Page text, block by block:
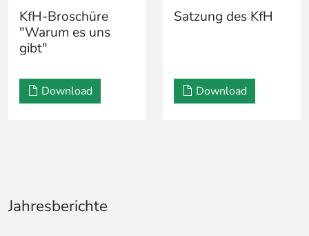
KfH-Broschüre
"Warum es uns
gibt"
Download
Satzung des KfH
Download
Jahresberichte